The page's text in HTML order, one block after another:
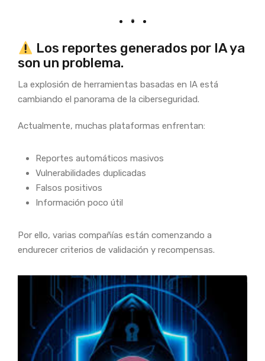
Los reportes generados por IA ya
son un problema.
La explosión de herramientas basadas en IA está
cambiando el panorama de la ciberseguridad.
Actualmente, muchas plataformas enfrentan:
Reportes automáticos masivos
Vulnerabilidades duplicadas
Falsos positivos
Información poco útil
Por ello, varias compañías están comenzando a
endurecer criterios de validación y recompensas.